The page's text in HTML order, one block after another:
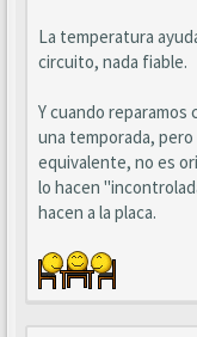
La temperatura
circuito, nada fiable.
Y cuando reparamos
una temporada,
equivalente, no es
lo hacen
hacen a la placa.